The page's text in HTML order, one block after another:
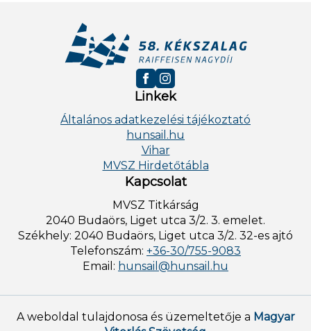
Linkek
Általános adatkezelési tájékoztató
hunsail.hu
Vihar
MVSZ Hirdetőtábla
Kapcsolat
MVSZ Titkárság
2040 Budaörs, Liget utca 3/2. 3. emelet.
Székhely: 2040 Budaörs, Liget utca 3/2. 32-es ajtó
Telefonszám: +36-30/755-9083
Email: hunsail@hunsail.hu
A weboldal tulajdonosa és üzemeltetője a Magyar